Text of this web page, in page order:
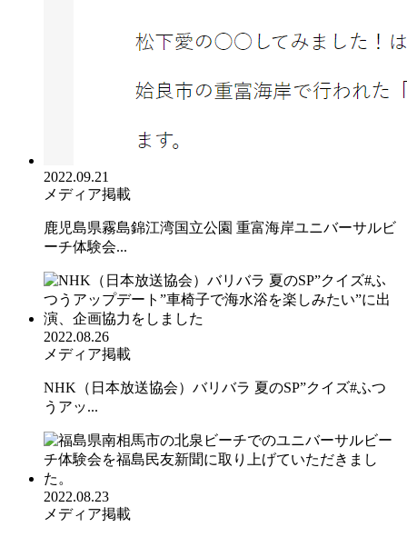
2022.09.21
メディア掲載
鹿児島県霧島錦江湾国立公園 重富海岸ユニバーサルビ
ーチ体験会...
2022.08.26
メディア掲載
NHK（日本放送協会）バリバラ 夏のSP”クイズ#ふつ
うアッ...
2022.08.23
メディア掲載